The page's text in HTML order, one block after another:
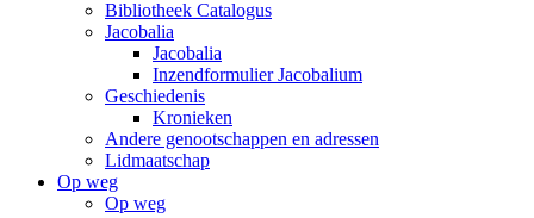
Bibliotheek Catalogus
Jacobalia
Jacobalia
Inzendformulier Jacobalium
Geschiedenis
Kronieken
Andere genootschappen en adressen
Lidmaatschap
Op weg
Op weg